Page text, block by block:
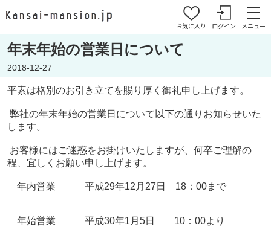
お気に入り ログイン メニュー
年末年始の営業日について
2018-12-27
平素は格別のお引き立てを賜り厚く御礼申し上げます。
弊社の年末年始の営業日について以下の通りお知らせいた
します。
お客様にはご迷惑をお掛けいたしますが、何卒ご理解の
程、宜しくお願い申し上げます。
年内営業 平成29年12月27日 18：00まで
年始営業 平成30年1月5日 10：00より